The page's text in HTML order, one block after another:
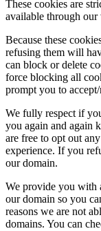
These cookies are
available through our
Because these
refusing them will
can block or delete
force blocking all
prompt you to
We fully respect if
you again and again
are free to opt out
experience. If you
our domain.
We provide you with
our domain so you
reasons we are not
domains. You can